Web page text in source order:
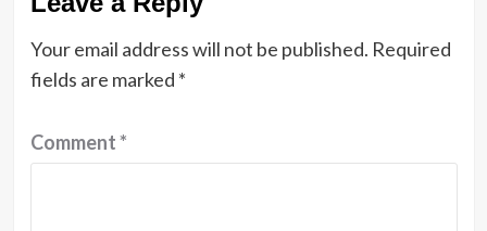
Your email address will not be published. Required
fields are marked *
Comment*